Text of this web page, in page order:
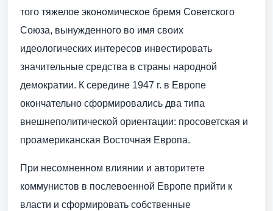
того тяжелое экономическое бремя Советского
Союза, вынужденного во имя своих
идеологических интересов инвестировать
значительные средства в страны народной
демократии. К середине 1947 г. в Европе
окончательно сформировались два типа
внешнеполитической ориентации: просоветская и
проамериканская Восточная Европа.
При несомненном влиянии и авторитете
коммунистов в послевоенной Европе прийти к
власти и сформировать собственные